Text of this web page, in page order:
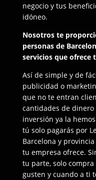
negocio y tus
idóneo.
Nosotros te
personas de
servicios que ofrece
Así de simple y de
publicidad o
que no te entran
cantidades de dinero
inversión ya la
tú solo pagarás por
Barcelona y
tu empresa ofrece.
tu parte, solo
gusten y cuando a ti